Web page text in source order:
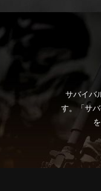
サバイバ
す。「サ